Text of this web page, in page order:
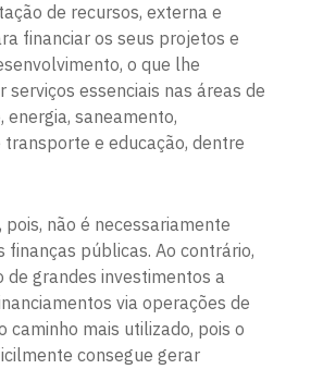
de recursos, externa e
financiar os seus projetos e
o que lhe
serviços essenciais nas áreas de
energia, saneamento,
e educação, dentre
pois, não é necessariamente
finanças públicas. Ao contrário,
de grandes investimentos a
via operações de
caminho mais utilizado, pois o
consegue gerar